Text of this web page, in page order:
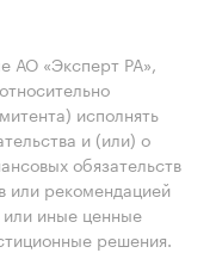
АО «Эксперт РА»,
исполнять
и (или) о
обязательств
или рекомендацией
или иные ценные
решения.